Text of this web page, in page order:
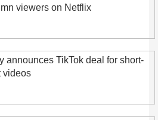
viewers on Netflix
announces TikTok deal for short-
videos